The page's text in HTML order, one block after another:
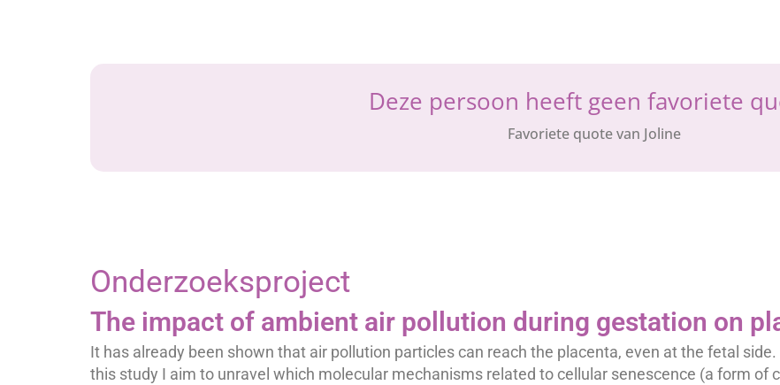
Deze persoon heeft geen favoriete
Favoriete quote van Joline
Onderzoeksproject
The impact of ambient air pollution during gestation on
It has already been shown that air pollution particles can reach the placenta, even at the fetal
this study I aim to unravel which molecular mechanisms related to cellular senescence (a form of